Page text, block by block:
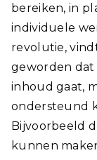
bereiken, in
individuele
revolutie,
geworden dat
inhoud gaat,
ondersteund
Bijvoorbeeld
kunnen